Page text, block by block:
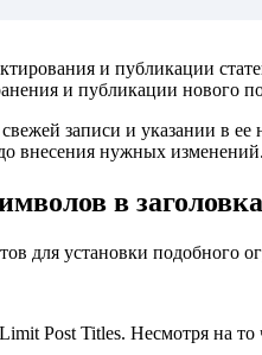
и публикации
и публикации нового
записи и указании в
внесения нужных изменений.
в
для установки подобного
Post Titles. Несмотря на то